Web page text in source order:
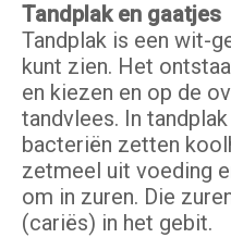
Tandplak en gaatjes
Tandplak is een wit-
kunt zien. Het
en kiezen en op de
tandvlees. In
bacteriën zetten
zetmeel uit voeding
om in zuren. Die
(cariës) in het gebit.